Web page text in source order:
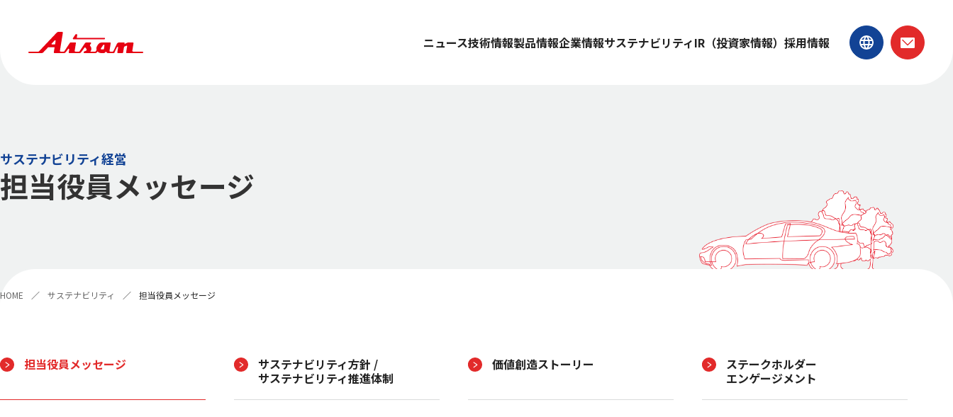
ニュース技術情報製品情報企業情報サステナビリティIR（投資家情報） 採用情報
サステナビリティ経営
担当役員メッセージ
HOME サステナビリティ 担当役員メッセージ
担当役員メッセージ
サステナビリティ方針 /
サステナビリティ推進体制
価値創造ストーリー
ステークホルダー
エンゲージメント